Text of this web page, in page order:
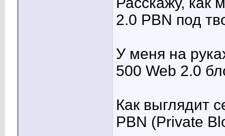
2.0 PBN под
У меня на
500 Web 2.0
Как выглядит
PBN (Private